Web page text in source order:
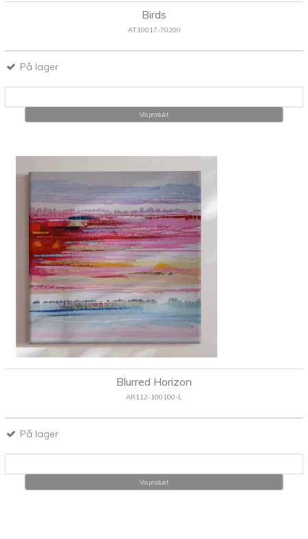
Birds
AT10017-70200
På lager
Vis produkt
Blurred Horizon
AR112-100100-L
På lager
Vis produkt